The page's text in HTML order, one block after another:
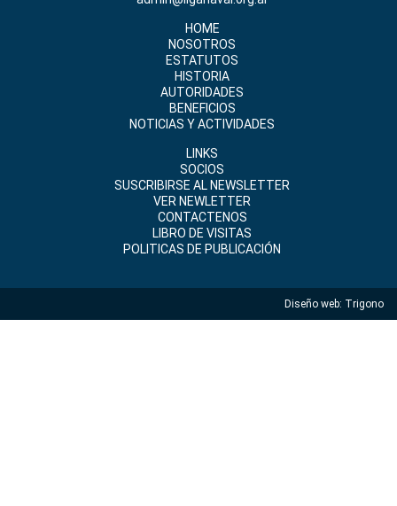
HOME
NOSOTROS
ESTATUTOS
HISTORIA
AUTORIDADES
BENEFICIOS
NOTICIAS Y ACTIVIDADES
LINKS
SOCIOS
SUSCRIBIRSE AL NEWSLETTER
VER NEWLETTER
CONTACTENOS
LIBRO DE VISITAS
POLITICAS DE PUBLICACIÓN
Diseño web: Trigono